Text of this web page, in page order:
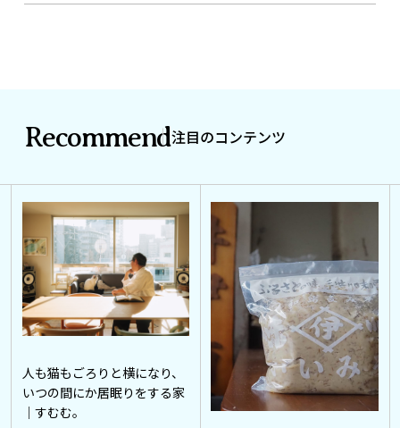
Recommend注目のコンテンツ
人も猫もごろりと横になり、
いつの間にか居眠りをする家
｜すむむ。